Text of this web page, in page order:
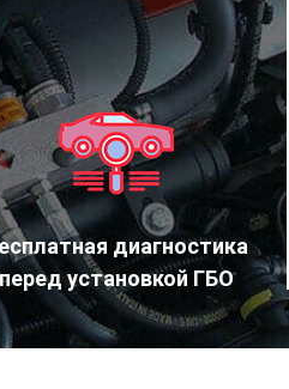
диагностика
перед установкой ГБО